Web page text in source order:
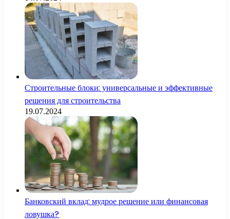
Строительные блоки: универсальные и эффективные
решения для строительства
19.07.2024
Банковский вклад: мудрое решение или финансовая
ловушка?